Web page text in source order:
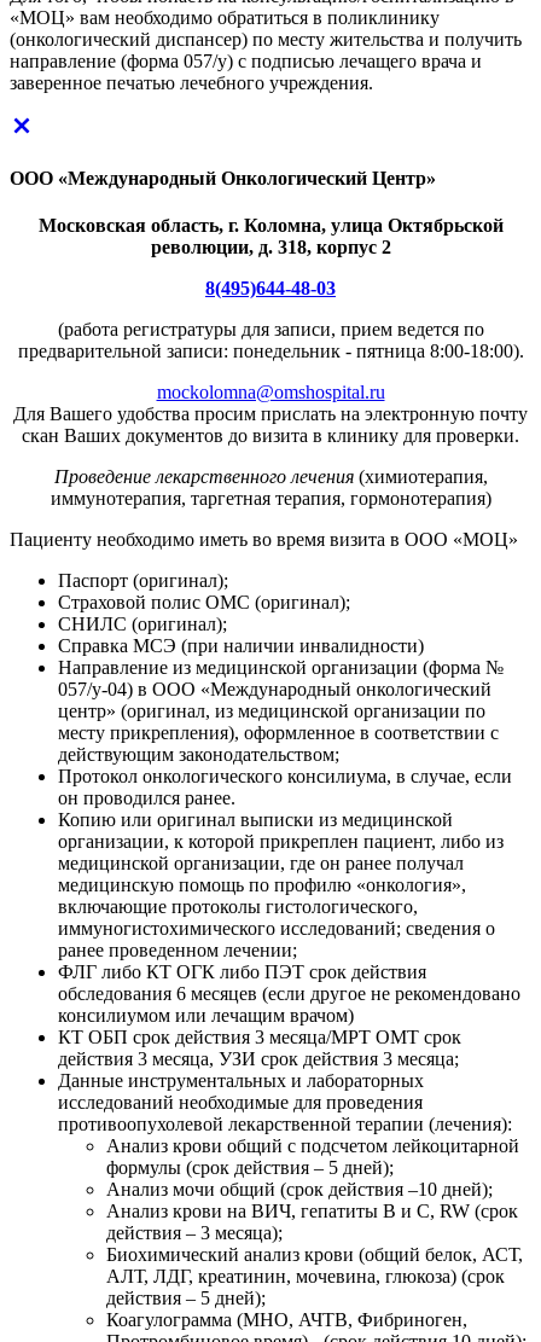
«МОЦ» вам необходимо обратиться в поликлинику
(онкологический диспансер) по месту жительства и получить
направление (форма 057/у) с подписью лечащего врача и
заверенное печатью лечебного учреждения.
ООО «Международный Онкологический Центр»
Московская область, г. Коломна, улица Октябрьской
революции, д. 318, корпус 2
8(495)644-48-03
(работа регистратуры для записи, прием ведется по
предварительной записи: понедельник - пятница 8:00-18:00).
mockolomna@omshospital.ru
Для Вашего удобства просим прислать на электронную почту
скан Ваших документов до визита в клинику для проверки.
Проведение лекарственного лечения(химиотерапия,
иммунотерапия, таргетная терапия, гормонотерапия)
Пациенту необходимо иметь во время визита в ООО «МОЦ»
Паспорт (оригинал);
Страховой полис ОМС (оригинал);
СНИЛС (оригинал);
Справка МСЭ (при наличии инвалидности)
Направление из медицинской организации (форма №
057/у-04) в ООО «Международный онкологический
центр» (оригинал, из медицинской организации по
месту прикрепления), оформленное в соответствии с
действующим законодательством;
Протокол онкологического консилиума, в случае, если
он проводился ранее.
Копию или оригинал выписки из медицинской
организации, к которой прикреплен пациент, либо из
медицинской организации, где он ранее получал
медицинскую помощь по профилю «онкология»,
включающие протоколы гистологического,
иммуногистохимического исследований; сведения о
ранее проведенном лечении;
ФЛГ либо КТ ОГК либо ПЭТ срок действия
обследования 6 месяцев (если другое не рекомендовано
консилиумом или лечащим врачом)
КТ ОБП срок действия 3 месяца/МРТ ОМТ срок
действия 3 месяца, УЗИ срок действия 3 месяца;
Данные инструментальных и лабораторных
исследований необходимые для проведения
противоопухолевой лекарственной терапии (лечения):
Анализ крови общий c подсчетом лейкоцитарной
формулы (срок действия – 5 дней);
Анализ мочи общий (срок действия –10 дней);
Анализ крови на ВИЧ, гепатиты В и С, RW (срок
действия – 3 месяца);
Биохимический анализ крови (общий белок, АСТ,
АЛТ, ЛДГ, креатинин, мочевина, глюкоза) (срок
действия – 5 дней);
Коагулограмма (МНО, АЧТВ, Фибриноген,